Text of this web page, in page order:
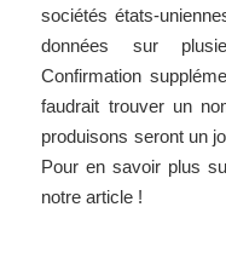
sociétés états-
données sur
Confirmation
faudrait trouver un
produisons seront un
Pour en savoir plus
notre article !